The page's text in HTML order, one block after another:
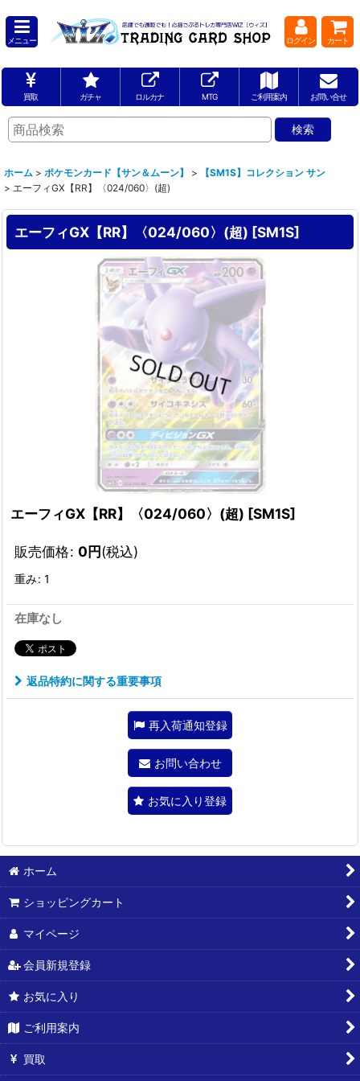
メニュー ログイン カート
買取 ガチャ ロルカナ MTG ご利用案内 お問い合せ
ホーム > ポケモンカード【サン＆ムーン】 >
【SM1S】コレクション サン
> エーフィGX【RR】〈024/060〉(超)
エーフィGX【RR】〈024/060〉(超) [SM1S]
エーフィGX【RR】〈024/060〉(超) [SM1S]
販売価格: 0円(税込)
重み: 1
在庫なし
返品特約に関する重要事項
再入荷通知登録
お問い合わせ
お気に入り登録
ホーム
ショッピングカート
マイページ
会員新規登録
お気に入り
ご利用案内
買取